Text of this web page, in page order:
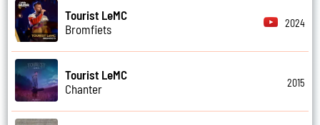
Tourist LeMC
Bromfiets
2024
Tourist LeMC
Chanter
2015